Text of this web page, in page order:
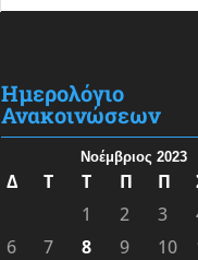
Ημερολόγιο
Ανακοινώσεων
Νοέμβριος 2023
Δ Τ Τ Π Π
1
2 3
6
7 8 9 10